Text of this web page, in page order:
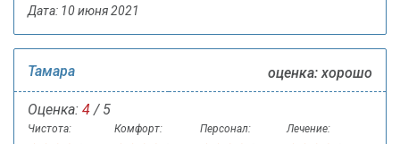
Дата: 10 июня 2021
Тамара оценка: хорошо
Оценка: 4 / 5
Чистота: Комфорт: Персонал: Лечение: